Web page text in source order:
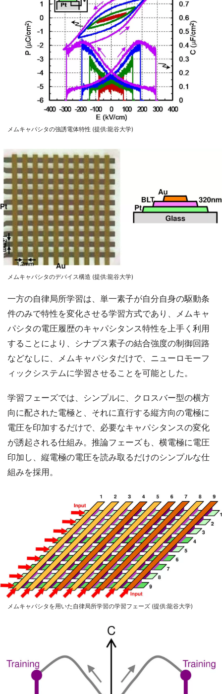
メムキャパシタの強誘電体特性 (提供:龍谷大学)
メムキャパシタのデバイス構造 (提供:龍谷大学)
一方の自律局所学習は、単一素子が自分自身の駆動条
件のみで特性を変化させる学習方式であり、メムキャ
パシタの電圧履歴のキャパシタンス特性を上手く利用
することにより、シナプス素子の結合強度の制御回路
などなしに、メムキャパシタだけで、ニューロモーフ
ィックシステムに学習させることを可能とした。
学習フェーズでは、シンプルに、クロスバー型の横方
向に配された電極と、それに直行する縦方向の電極に
電圧を印加するだけで、必要なキャパシタンスの変化
が誘起される仕組み。推論フェーズも、横電極に電圧
印加し、縦電極の電圧を読み取るだけのシンプルな仕
組みを採用。
メムキャパシタを用いた自律局所学習の学習フェーズ (提供:龍谷大学)